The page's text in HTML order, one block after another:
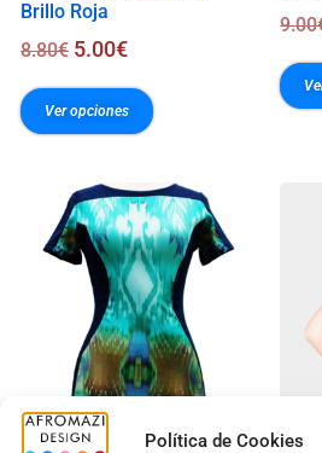
Política de Cookies
Brillo Roja
8.80€ 5.00€
Ver opciones
9.00